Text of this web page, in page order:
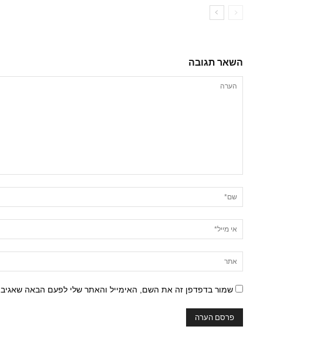
השאר תגובה
שמור בדפדפן זה את השם, האימייל והאתר שלי לפעם הבאה שאגיב.